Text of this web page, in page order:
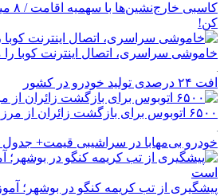
کن!
خاموشی سراسری، اتصال اینترنت کوبا
افت ۲۴ درصدی تولید خودرو در کشور
۶۵۰۰ اتوبوس برای بازگشت زائران از مرز مهران اعزام می‌شود
خودرو بی‌مهابا در سراشیبی قیمت+
پیشگیری از تب کریمه کنگو در بوشهر؛